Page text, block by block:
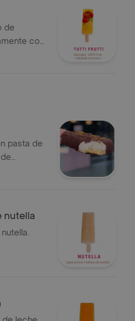
de
con
pasta de
nutella